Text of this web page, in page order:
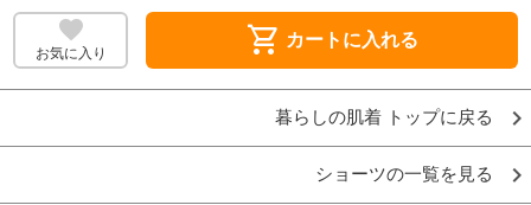
お気に入り shopping_cart カートに入れる
暮らしの肌着 トップに戻る
ショーツの一覧を見る